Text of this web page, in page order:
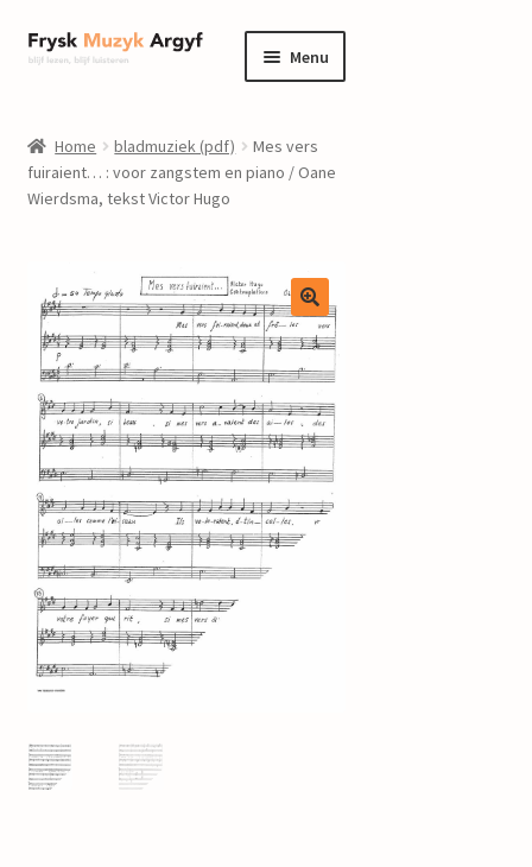
Ga
door
navigatie
Ga
naar
inhoud
Menu
informatie
Submenu
Componisten
nieuws
events
contact
mijn account
Home bladmuziek (pdf)
Mes vers
fuiraient… : voor zangstem en piano / Oane
Wierdsma, tekst Victor Hugo